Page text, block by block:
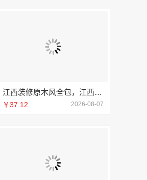
江西装修原木风全包，江西尚宅尚品新型环保材料有限公司一站式服务
￥37.12 2026-08-07